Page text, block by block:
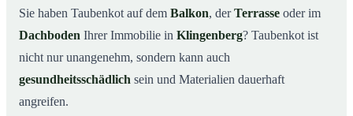
Taubenkot entfernen in Klingenberg & Umgebung
05 Jetzt Angebot für die Taubenkot-Entfernung in
Sie haben Taubenkot auf dem Balkon, derTerrasse oder im
Dachboden Ihrer Immobilie in Klingenberg? Taubenkot ist
nicht nur unangenehm, sondern kann auch
gesundheitsschädlich sein und Materialien dauerhaft
angreifen.